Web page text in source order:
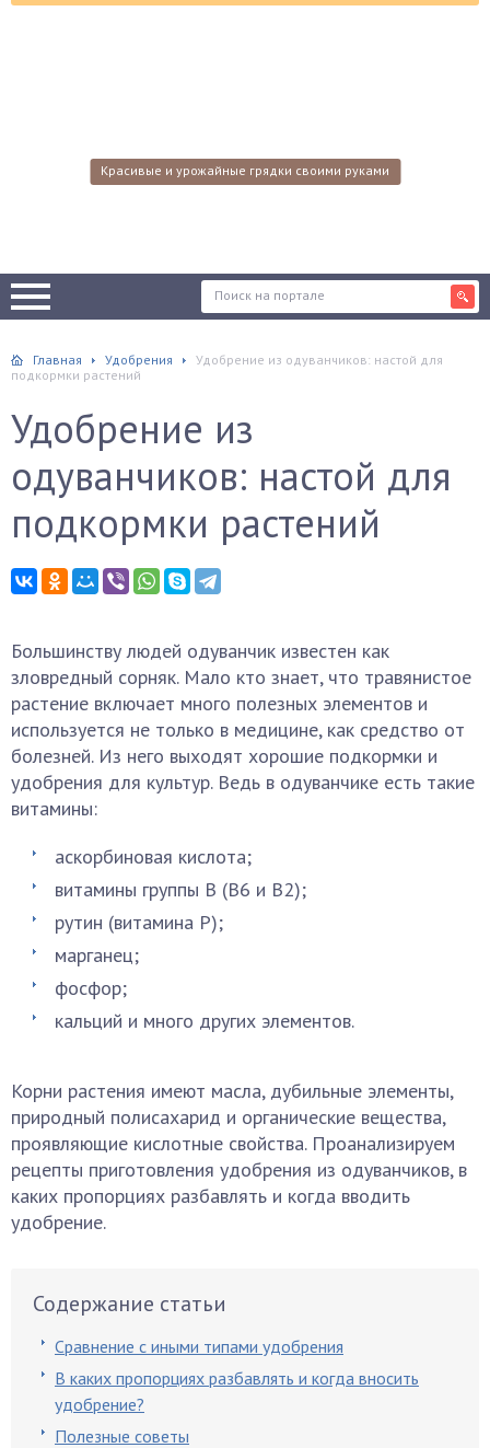
Красивые и урожайные грядки своими руками
Главная Удобрения
Удобрение из одуванчиков: настой для
подкормки растений
Удобрение из
одуванчиков: настой для
подкормки растений
Большинству людей одуванчик известен как
зловредный сорняк. Мало кто знает, что травянистое
растение включает много полезных элементов и
используется не только в медицине, как средство от
болезней. Из него выходят хорошие подкормки и
удобрения для культур. Ведь в одуванчике есть такие
витамины:
аскорбиновая кислота;
витамины группы В (В6 и В2);
рутин (витамина P);
марганец;
фосфор;
кальций и много других элементов.
Корни растения имеют масла, дубильные элементы,
природный полисахарид и органические вещества,
проявляющие кислотные свойства. Проанализируем
рецепты приготовления удобрения из одуванчиков, в
каких пропорциях разбавлять и когда вводить
удобрение.
Содержание статьи
Сравнение с иными типами удобрения
В каких пропорциях разбавлять и когда вносить
удобрение?
Полезные советы